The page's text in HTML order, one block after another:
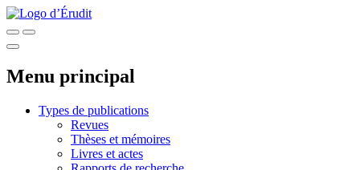
Menu principal
Types de publications
Revues
Thèses et mémoires
Livres et actes